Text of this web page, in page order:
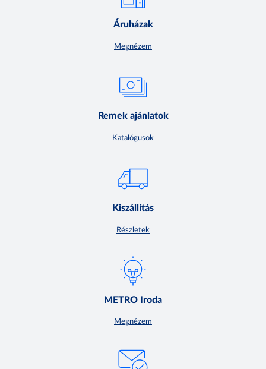
Áruházak
Megnézem
Remek ajánlatok
Katalógusok
Kiszállítás
Részletek
METRO Iroda
Megnézem